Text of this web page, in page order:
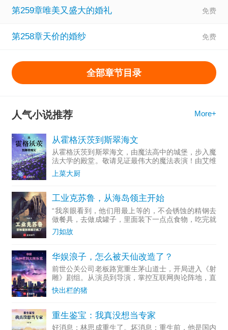
第259章唯美又盛大的婚礼
第258章天价的婚纱
全部章节目录
人气小说推荐 More+
从霍格沃茨到斯翠海文
从霍格沃茨到斯翠海文，由魔法高中的城堡，步入魔
法大学的殿堂。敬请见证最伟大的魔法表演！由艾维
·杜姆...
上菜大厨
工业克苏鲁，从海岛领主开始
“我亲眼看到，他们用最上等的，不会锈蚀的精钢去
做餐具，去做成罐子，里面装下一点点食物，吃完就
随手扔掉...
刀如故
华娱浪子，怎么被天仙改造了？
前世公关公司老板路宽重生茅山道士，开局进入《射
雕》剧组。从演员到导演，掌控互联网舆论阵地，直
至成为资...
快出栏的猪
重生鉴宝：我真没想当专家
好消息：林思成重生了。坏消息：重生前，他是国内